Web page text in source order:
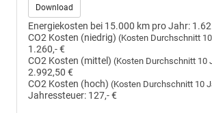
Download
Energiekosten bei 15.000 km pro Jahr:
CO2 Kosten (niedrig) (Kosten Durchschnitt
1.260,- €
CO2 Kosten (mittel) (Kosten Durchschnitt 10
2.992,50 €
CO2 Kosten (hoch) (Kosten Durchschnitt 10
Jahressteuer: 127,- €